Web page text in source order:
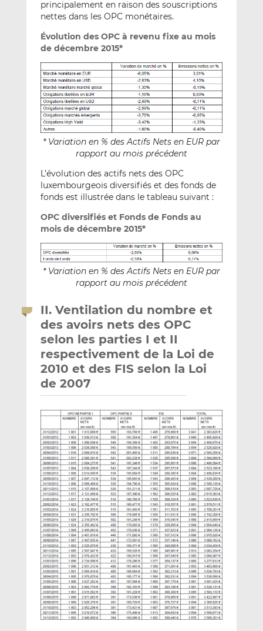
principalement en raison des souscriptions
nettes dans les OPC monétaires.
Évolution des OPC à revenu fixe au mois
de décembre 2015*
* Variation en % des Actifs Nets en EUR par
rapport au mois précédent
L’évolution des actifs nets des OPC
luxembourgeois diversifiés et des fonds de
fonds est illustrée dans le tableau suivant :
OPC diversifiés et Fonds de Fonds au
mois de décembre 2015*
* Variation en % des Actifs Nets en EUR par
rapport au mois précédent
II. Ventilation du nombre et
des avoirs nets des OPC
selon les parties I et II
respectivement de la Loi de
2010 et des FIS selon la Loi
de 2007